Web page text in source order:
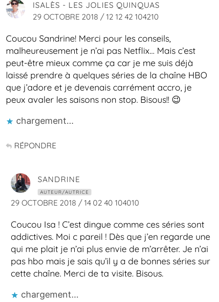
ISALÈS - LES JOLIES QUINQUAS
29 OCTOBRE 2018 / 12 12 42 104210
Coucou Sandrine! Merci pour les conseils,
malheureusement je n’ai pas Netflix… Mais c’est
peut-être mieux comme ça car je me suis déjà
laissé prendre à quelques séries de la chaîne HBO
que j’adore et je devenais carrément accro, je
peux avaler les saisons non stop. Bisous!! 😉
chargement…
RÉPONDRE
SANDRINE
AUTEUR/AUTRICE
29 OCTOBRE 2018 / 14 02 40 104010
Coucou Isa ! C’est dingue comme ces séries sont
addictives. Moi c pareil ! Dès que j’en regarde une
qui me plait je n’ai plus envie de m’arrêter. Je n’ai
pas hbo mais je sais qu’il y a de bonnes séries sur
cette chaîne. Merci de ta visite. Bisous.
chargement…